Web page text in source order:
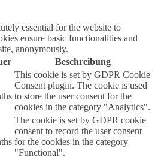
essential for the website to
ensure basic functionalities and
anonymously.
Beschreibung
This cookie is set by GDPR Cookie
Consent plugin. The cookie is used
to store the user consent for the
cookies in the category "Analytics".
The cookie is set by GDPR cookie
consent to record the user consent
for the cookies in the category
"Functional".